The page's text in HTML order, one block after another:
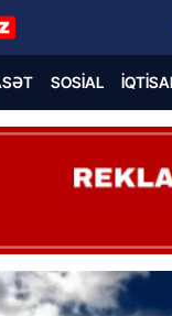
SOSIAL